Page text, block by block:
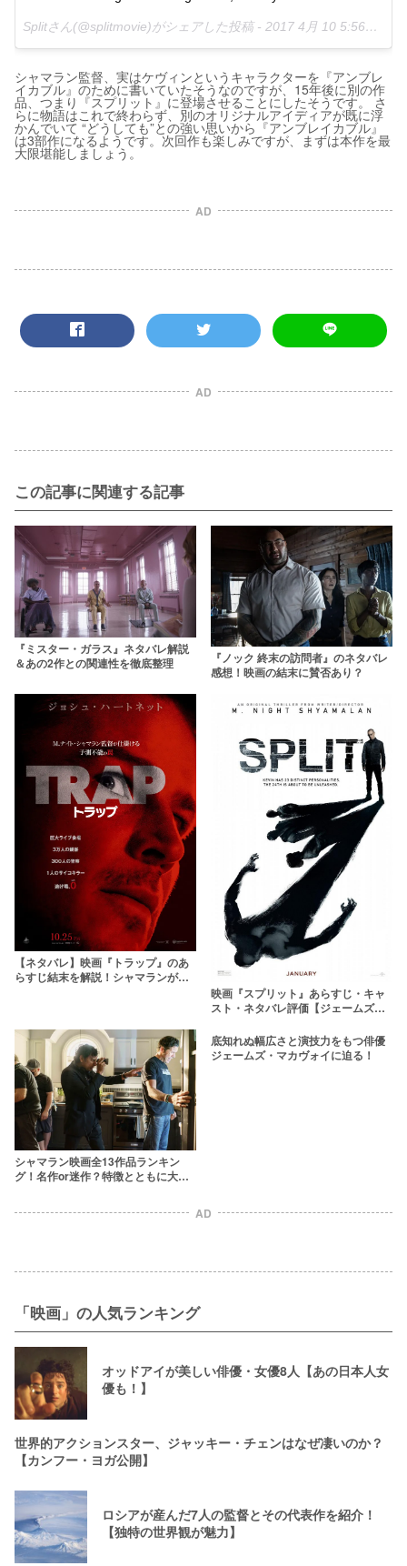
Splitさん(@splitmovie)がシェアした投稿 - 2017 4月 10 5:56午後 PDT
シャマラン監督、実はケヴィンというキャラクターを『アンブレ
イカブル』のために書いていたそうなのですが、15年後に別の作
品、つまり『スプリット』に登場させることにしたそうです。 さ
らに物語はこれで終わらず、別のオリジナルアイディアが既に浮
かんでいて “どうしても”との強い思いから『アンブレイカブル』
は3部作になるようです。次回作も楽しみですが、まずは本作を最
大限堪能しましょう。
AD
AD
この記事に関連する記事
『ミスター・ガラス』ネタバレ解説
＆あの2作との関連性を徹底整理
『ノック 終末の訪問者』のネタバレ
感想！映画の結末に賛否あり？
【ネタバレ】映画『トラップ』のあ
らすじ結末を解説！シャマランが殺
映画『スプリット』あらすじ・キャ
スト・ネタバレ評価【ジェームズ・
シャマラン映画全13作品ランキン
グ！名作or迷作？特徴とともに大解
底知れぬ幅広さと演技力をもつ俳優
ジェームズ・マカヴォイに迫る！
AD
「映画」の人気ランキング
オッドアイが美しい俳優・女優8人【あの日本人女
優も！】
世界的アクションスター、ジャッキー・チェンはなぜ凄いのか？
【カンフー・ヨガ公開】
ロシアが産んだ7人の監督とその代表作を紹介！
【独特の世界観が魅力】